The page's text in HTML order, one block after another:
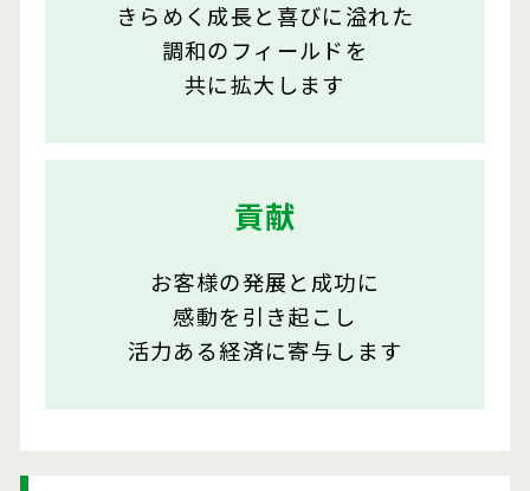
きらめく成長と喜びに溢れた
調和のフィールドを
共に拡大します
貢献
お客様の発展と成功に
感動を引き起こし
活力ある経済に寄与します